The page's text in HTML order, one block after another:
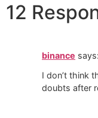
12
binance says:
I don’t think
doubts after